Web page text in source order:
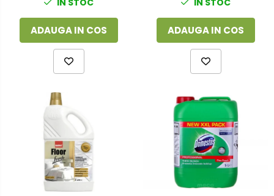
IN STOC
ADAUGA IN COS
IN STOC
ADAUGA IN COS